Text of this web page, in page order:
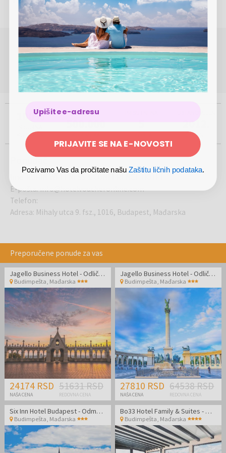
ključne poslovne destinacije kako biste maksimalno iskoristili svoj
boravak ovde.
POTREBNA VAM JE POMOĆ OKO REZERVACIJE ILI
KUPOVINE?
(Pon-Pet 8.00 - 17.00)
0800 420000 info@megabon.eu
100%
KUPOVINA
VIŠE OD
GODINE
Ponuđač
RUBIN WELLNESS & CONFERENCE HOTEL
E-pošta:info@hotelvoucheronline.com
Telefon:
Adresa: Mihaly utca 9. fsz., 1016, Budapest, Mađarska
Preporučene ponude za vas
Jagello Business Hotel - Odlična lokacija u blizini World Trade Centra
Budimpešta Mađarska
24174 RSD
NAŠA CENA
51631 RSD
REDOVNA CENA
Jagello Business Hotel - Odlična lokacija u blizini World Trade Centra
Budimpešta Mađarska
27810 RSD
NAŠA CENA
64538 RSD
REDOVNA CENA
Six Inn Hotel Budapest - Odmor u prijatnom ambijentu u centru Budimpešte!
Budimpešta Mađarska
Bo33 Hotel Family & Suites - Wellness odmor u Budimpešti
Budimpešta Mađarska
PRIJAVITE SE NA E-NOVOSTI
Pozivamo Vas da pročitate našuZaštitu ličnih podataka.